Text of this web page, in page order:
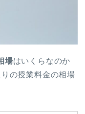
場はいくらなのか
の授業料金の相場